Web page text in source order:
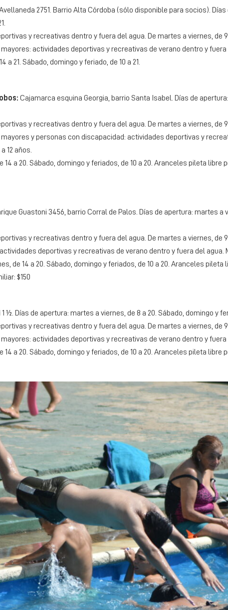
2751. Barrio Alta Córdoba (sólo disponible para socios). Días
y recreativas dentro y fuera del agua. De martes a viernes, de 9
actividades deportivas y recreativas de verano dentro y fuera
21. Sábado, domingo y feriado, de 10 a 21.
Cajamarca esquina Georgia, barrio Santa Isabel. Días de
y recreativas dentro y fuera del agua. De martes a viernes, de 9
y personas con discapacidad: actividades deportivas y
12 años.
a 20. Sábado, domingo y feriados, de 10 a 20. Aranceles pileta libre
Guastoni 3456, barrio Corral de Palos. Días de apertura: martes a
y recreativas dentro y fuera del agua. De martes a viernes, de 9
deportivas y recreativas de verano dentro y fuera del agua.
de 14 a 20. Sábado, domingo y feriados, de 10 a 20. Aranceles pileta
$150
1 ½. Días de apertura: martes a viernes, de 8 a 20. Sábado, domingo y
y recreativas dentro y fuera del agua. De martes a viernes, de 9
actividades deportivas y recreativas de verano dentro y fuera
a 20. Sábado, domingo y feriados, de 10 a 20. Aranceles pileta libre